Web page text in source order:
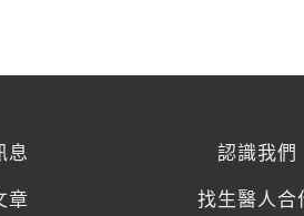
息
章
認識我們
找生醫人合